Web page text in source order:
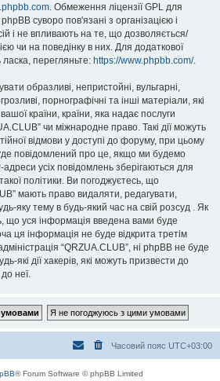
. Обмеження ліцензії GPL для
суворо пов'язані з організацією і
і не впливають на те, що дозволяється/
чи на поведінку в них. Для додаткової
перегляньте: https://www.phpbb.com/.
образливі, непристойні, вульгарні,
порнографічні та інші матеріали, які
країни, країни, яка надає послуги
чи міжнародне право. Такі дії можуть
відмови у доступі до форуму, при цьому
повідомлений про це, якщо ми будемо
усіх повідомлень зберігаються для
політики. Ви погоджуєтесь, що
мають право видаляти, редагувати,
яку тему в будь-який час на свій розсуд . Як
що уся інформація введена вами буде
ця інформація не буде відкрита третім
“QRZUA.CLUB”, ні phpBB не буде
які дії хакерів, які можуть призвести до
неї.
Часовий пояс UTC+03:00
® Forum Software © phpBB Limited